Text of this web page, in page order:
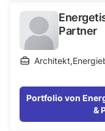
Partner
Architekt,
Portfolio von
&